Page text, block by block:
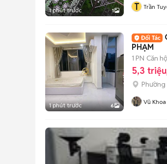
1 phút trước 1 T Trần
1 phút trước 6
PHẠM
1 PN Căn
5,3
Phường
Vũ